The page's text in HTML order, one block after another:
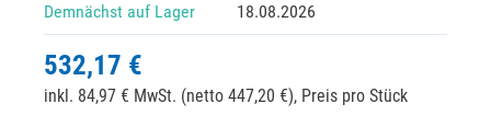
Demnächst auf Lager 18.08.2026
532,17 €
inkl. 84,97 € MwSt. (netto 447,20 €), Preis pro Stück